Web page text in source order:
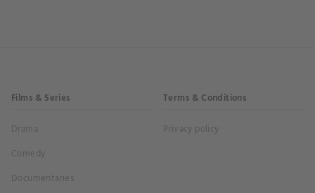
Films & Series
Drama
Comedy
Documentaries
Terms & Conditions
Privacy policy